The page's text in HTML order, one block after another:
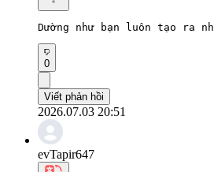
Dường như bạn luôn tạo ra
0
Viết phản hồi
2026.07.03 20:51
evTapir647